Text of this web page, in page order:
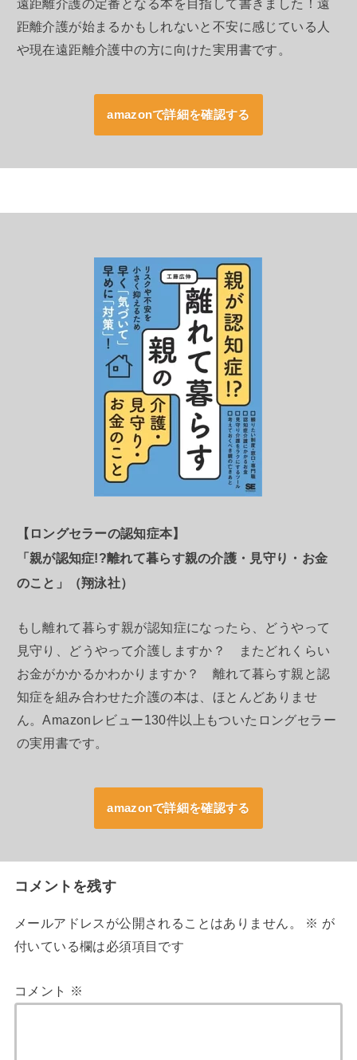
遠距離介護の定番となる本を目指して書きました！遠
距離介護が始まるかもしれないと不安に感じている人
や現在遠距離介護中の方に向けた実用書です。
amazonで詳細を確認する
【ロングセラーの認知症本】
「親が認知症!?離れて暮らす親の介護・見守り・お金
のこと」（翔泳社）
もし離れて暮らす親が認知症になったら、どうやって
見守り、どうやって介護しますか？ またどれくらい
お金がかかるかわかりますか？ 離れて暮らす親と認
知症を組み合わせた介護の本は、ほとんどありませ
ん。Amazonレビュー130件以上もついたロングセラー
の実用書です。
amazonで詳細を確認する
コメントを残す
メールアドレスが公開されることはありません。 ※ が
付いている欄は必須項目です
コメント ※